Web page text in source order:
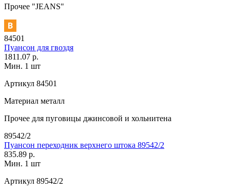
Прочее "JEANS"
84501
Пуансон для гвоздя
1811.07 р.
Мин. 1 шт
Артикул 84501
Материал металл
Прочее для пуговицы джинсовой и хольнитена
89542/2
Пуансон переходник верхнего штока 89542/2
835.89 р.
Мин. 1 шт
Артикул 89542/2